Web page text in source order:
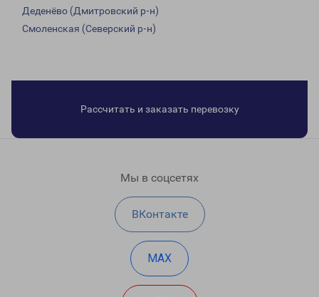
Деденёво (Дмитровский р-н)
Смоленская (Северский р-н)
Рассчитать и заказать перевозку
Мы в соцсетях
ВКонтакте
MAX